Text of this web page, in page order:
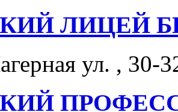
ЛИЦЕЙ
ул. , 30-